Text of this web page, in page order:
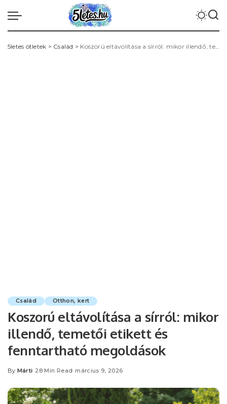
5letes ötletek > Család > Koszorú eltávolítása a sírról: mikor illendő, temetői etikett és fenntartható megoldások
Család Otthon, kert
Koszorú eltávolítása a sírról: mikor
illendő, temetői etikett és
fenntartható megoldások
Posted
By Márti 28 Min Read március 9, 2026